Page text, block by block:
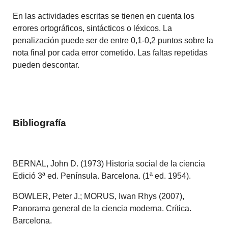
En las actividades escritas se tienen en cuenta los
errores ortográficos, sintácticos o léxicos. La
penalización puede ser de entre 0,1-0,2 puntos sobre la
nota final por cada error cometido. Las faltas repetidas
pueden descontar.
Bibliografía
BERNAL, John D. (1973) Historia social de la ciencia
Edició 3ª ed. Península. Barcelona. (1ª ed. 1954).
BOWLER, Peter J.; MORUS, Iwan Rhys (2007),
Panorama general de la ciencia moderna. Crítica.
Barcelona.